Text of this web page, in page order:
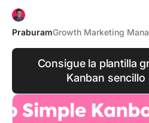
PraburamGrowth Marketing
Consigue la plantilla
Kanban sencillo